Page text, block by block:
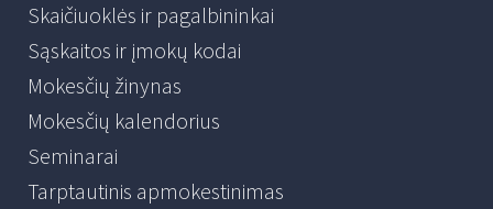
Skaičiuoklės ir pagalbininkai
Sąskaitos ir įmokų kodai
Mokesčių žinynas
Mokesčių kalendorius
Seminarai
Tarptautinis apmokestinimas